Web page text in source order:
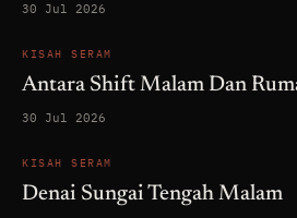
30 Jul 2026
KISAH SERAM
Antara Shift Malam Dan
30 Jul 2026
KISAH SERAM
Denai Sungai Tengah Malam